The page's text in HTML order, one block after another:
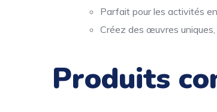
Parfait pour les activités
Créez des œuvres
Produits